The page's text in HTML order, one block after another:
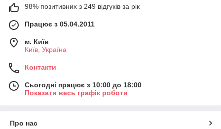
98% позитивних з 249 відгуків за рік
Працює з 05.04.2011
м. Київ
Київ, Україна
Контакти
Сьогодні працює з 10:00 до 18:00
Показати весь графік роботи
Про нас